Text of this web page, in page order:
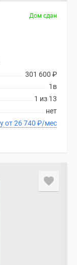
Дом сдан
301 600 ₽
1в
1 из 13
нет
В ипотеку от 26 740 ₽/мес